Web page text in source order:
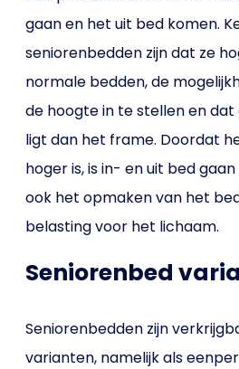
gaan en het uit bed komen.
seniorenbedden zijn dat ze
normale bedden, de
de hoogte in te stellen en
ligt dan het frame. Doordat
hoger is, is in- en uit bed
ook het opmaken van het
belasting voor het lichaam.
Seniorenbed
Seniorenbedden zijn
varianten, namelijk als